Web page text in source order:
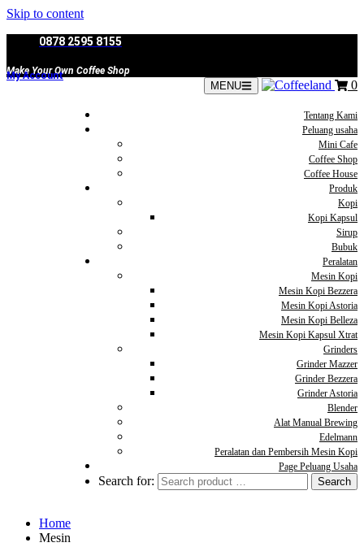
Skip to content
0878 2595 8155
Make Your Own Coffee Shop
My Account
MENU 0
Tentang Kami
Peluang usaha
Mini Cafe
Coffee Shop
Coffee House
Produk
Kopi
Kopi Kapsul
Sirup
Bubuk
Peralatan
Mesin Kopi
Mesin Kopi Bezzera
Mesin Kopi Astoria
Mesin Kopi Belleza
Mesin Kopi Kapsul Xtrat
Grinders
Grinder Mazzer
Grinder Bezzera
Grinder Astoria
Blender
Alat Manual Brewing
Edelmann
Peralatan dan Pembersih Mesin Kopi
Page Peluang Usaha
Search for:
Home
Mesin